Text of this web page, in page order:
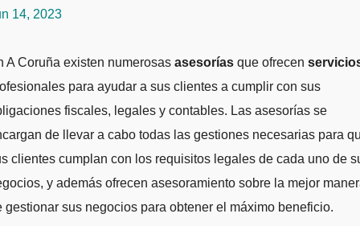
14, 2023
A Coruña existen numerosas asesorías que ofrecen
para ayudar a sus clientes a cumplir con sus
fiscales, legales y contables. Las asesorías se
de llevar a cabo todas las gestiones necesarias para
clientes cumplan con los requisitos legales de cada uno de
y además ofrecen asesoramiento sobre la mejor
gestionar sus negocios para obtener el máximo beneficio.